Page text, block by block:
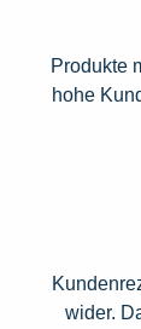
Produkte
hohe
wider.